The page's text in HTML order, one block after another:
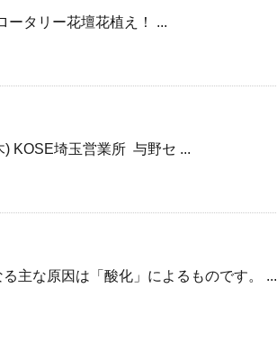
ータリー花壇花植え！ ...
KOSE埼玉営業所 与野セ ...
主な原因は「酸化」によるものです。 ...